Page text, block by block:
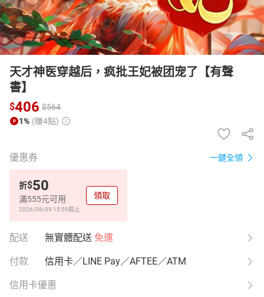
天才神医穿越后，疯批王妃被团宠了【有聲
書】
$406 $564
1% (賺4點)
優惠券 一鍵全領
折$50
滿555元可用
2026/08/09 15:59截止
領取
配送 無實體配送 免運
付款 信用卡／LINE Pay／AFTEE／ATM
信用卡優惠